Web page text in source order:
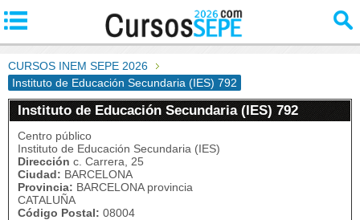
CURSOS INEM SEPE 2026
Instituto de Educación Secundaria (IES) 792
Instituto de Educación Secundaria (IES) 792
Centro público
Instituto de Educación Secundaria (IES)
Dirección c. Carrera, 25
Ciudad: BARCELONA
Provincia: BARCELONA provincia
CATALUÑA
Código Postal: 08004